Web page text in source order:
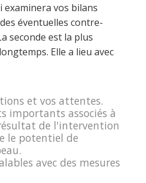
examinera vos bilans
éventuelles contre-
seconde est la plus
Elle a lieu avec
et vos attentes.
importants associés à
de l'intervention
le potentiel de
avec des mesures